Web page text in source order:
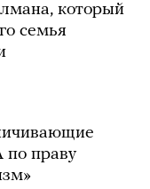
который
семья
по праву